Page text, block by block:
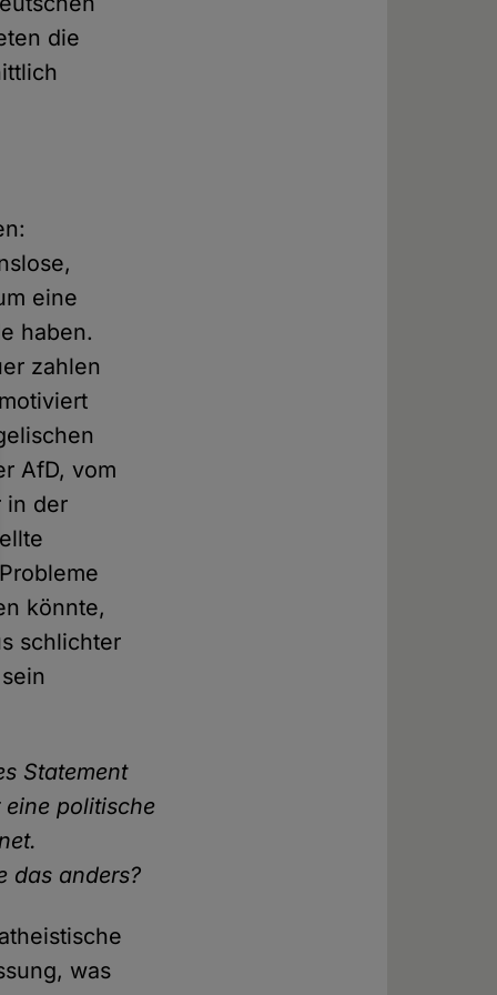
die
eine
haben.
zahlen
AfD, vom
in der
könnte,
schlichter
Statement
politische
das anders?
was